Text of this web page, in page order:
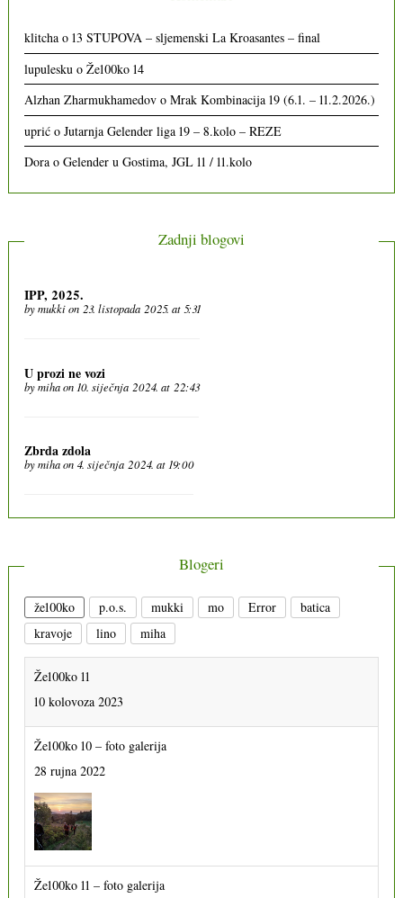
klitcha o13 STUPOVA – sljemenski La Kroasantes – final
lupulesku oŽe100ko 14
Alzhan Zharmukhamedov oMrak Kombinacija 19 (6.1. – 11.2.2026.)
uprić oJutarnja Gelender liga 19 – 8.kolo – REZE
Dora oGelender u Gostima, JGL 11 / 11.kolo
Zadnji blogovi
IPP, 2025.
bymukkion 23. listopada 2025. at 5:31
U prozi ne vozi
bymihaon 10. siječnja 2024. at 22:43
Zbrda zdola
bymihaon 4. siječnja 2024. at 19:00
Blogeri
že100ko p.o.s. mukki mo Error
batica
kravoje
lino miha
Že100ko 11
10 kolovoza 2023
Že100ko 10 – foto galerija
28 rujna 2022
Že100ko 11 – foto galerija